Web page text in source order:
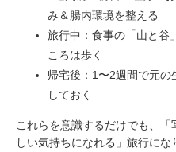
み＆腸内環境を整える
旅行中：食事の「山と谷
ころは歩く
帰宅後：1〜2週間で元の
しておく
これらを意識するだけでも、
しい気持ちになれる」旅行にな